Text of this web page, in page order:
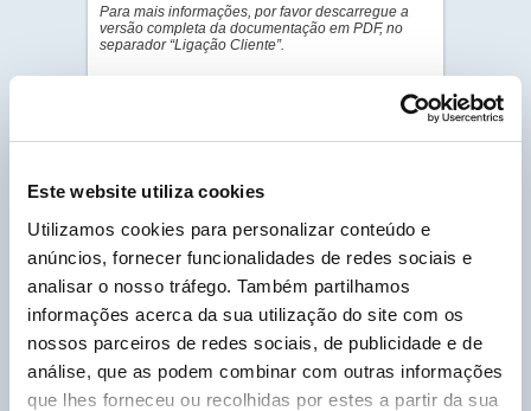
Este website utiliza cookies
Utilizamos cookies para personalizar conteúdo e
anúncios, fornecer funcionalidades de redes sociais e
analisar o nosso tráfego. Também partilhamos
informações acerca da sua utilização do site com os
nossos parceiros de redes sociais, de publicidade e de
análise, que as podem combinar com outras informações
que lhes forneceu ou recolhidas por estes a partir da sua
VERBAL
PDF - FICHA DE
Para mais informações, por favor descarregue a
versão completa da documentação em PDF, no
separador “Ligação Cliente”.